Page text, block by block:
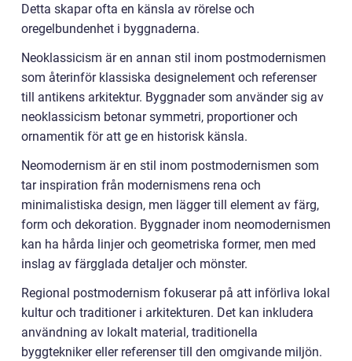
Detta skapar ofta en känsla av rörelse och
oregelbundenhet i byggnaderna.
Neoklassicism är en annan stil inom postmodernismen
som återinför klassiska designelement och referenser
till antikens arkitektur. Byggnader som använder sig av
neoklassicism betonar symmetri, proportioner och
ornamentik för att ge en historisk känsla.
Neomodernism är en stil inom postmodernismen som
tar inspiration från modernismens rena och
minimalistiska design, men lägger till element av färg,
form och dekoration. Byggnader inom neomodernismen
kan ha hårda linjer och geometriska former, men med
inslag av färgglada detaljer och mönster.
Regional postmodernism fokuserar på att införliva lokal
kultur och traditioner i arkitekturen. Det kan inkludera
användning av lokalt material, traditionella
byggtekniker eller referenser till den omgivande miljön.